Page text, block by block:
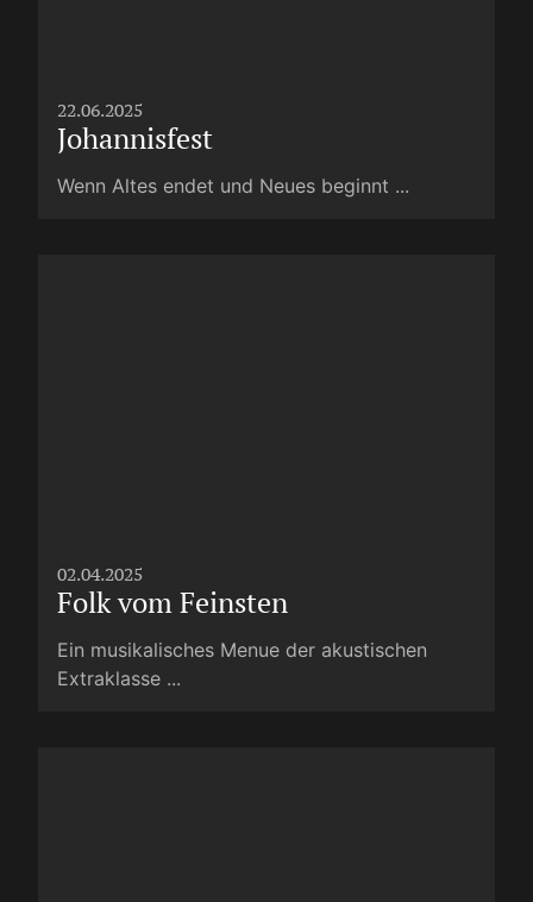
22.06.2025
Johannisfest
Wenn Altes endet und Neues beginnt ...
02.04.2025
Folk vom Feinsten
Ein musikalisches Menue der akustischen
Extraklasse ...